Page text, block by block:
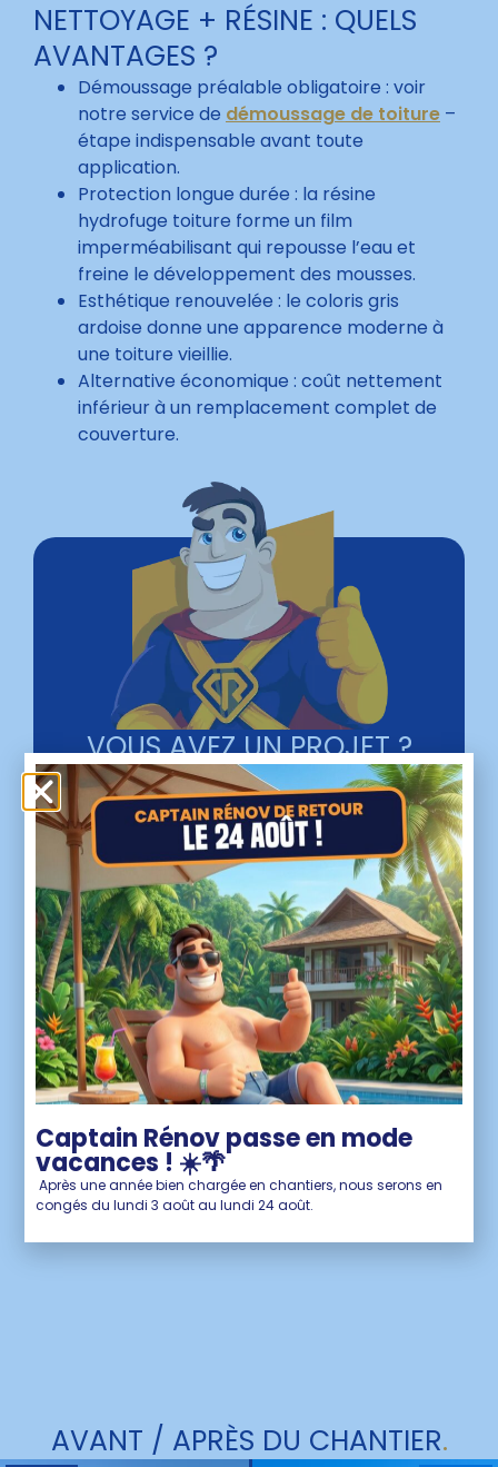
NETTOYAGE + RÉSINE : QUELS
AVANTAGES ?
Démoussage préalable obligatoire : voir
notre service de démoussage de toiture –
étape indispensable avant toute
application.
Protection longue durée : la résine
hydrofuge toiture forme un film
imperméabilisant qui repousse l’eau et
freine le développement des mousses.
Esthétique renouvelée : le coloris gris
ardoise donne une apparence moderne à
une toiture vieillie.
Alternative économique : coût nettement
inférieur à un remplacement complet de
couverture.
VOUS AVEZ UN PROJET ?
Nos super-pouvoirssont à votre service
pour vous assurer une protection durable et
sans faille ! Contactez-nous pour une
réponse plus rapide que l’éclair.
DEVIS GRATUIT SOUS 48H
AVANT / APRÈS DU CHANTIER.
Captain Rénov passe en mode
vacances ! ☀️🌴
Après une année bien chargée en chantiers, nous serons en
congés du lundi 3 août au lundi 24 août.